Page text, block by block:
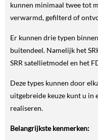
kunnen minimaal twee tot
verwarmd, gefilterd of
Er kunnen drie typen
buitendeel. Namelijk het
SRR satellietmodel en het
Deze types kunnen door
uitgebreide keuze kunt u in
realiseren.
Belangrijkste kenmerken: